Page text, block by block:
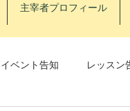
主宰者プロフィール
イベント告知 レッスン